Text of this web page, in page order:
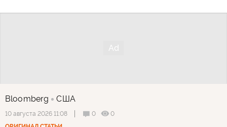
Bloomberg США
10 августа 2026 11:08 0
0